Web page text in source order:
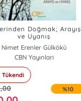
Doğmak; Arayış
ve Uyanış
Nimet Erenler Gülkökü
CBN Yayınları
Tükendi
%10